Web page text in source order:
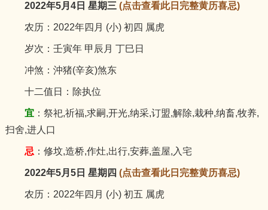
2022年5月4日 星期三 (点击查看此日完整黄历喜忌)
农历：2022年四月 (小) 初四 属虎
岁次：壬寅年 甲辰月 丁巳日
冲煞：沖猪(辛亥)煞东
十二值日：除执位
宜：祭祀,祈福,求嗣,开光,纳采,订盟,解除,栽种,纳畜,牧养,
扫舍,进人口
忌 ：修坟,造桥,作灶,出行,安葬,盖屋,入宅
2022年5月5日 星期四 (点击查看此日完整黄历喜忌)
农历：2022年四月 (小) 初五 属虎